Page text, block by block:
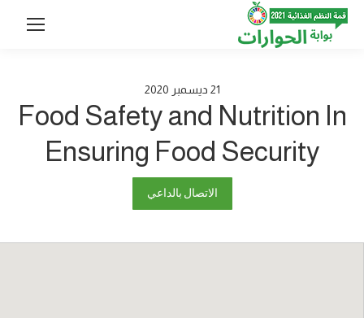
21 ديسمبر 2020
Food Safety and Nutrition In
Ensuring Food Security
الاتصال بالداعي